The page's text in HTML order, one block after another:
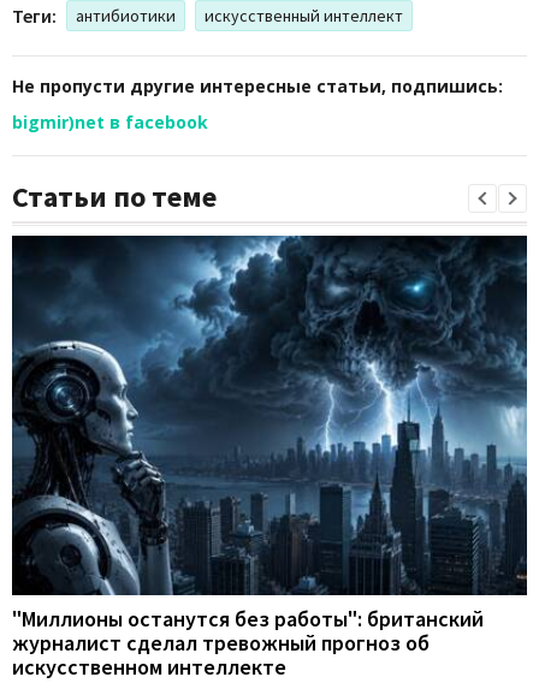
Теги: антибиотики искусственный интеллект
Не пропусти другие интересные статьи, подпишись:
bigmir)net в facebook
Статьи по теме
"Миллионы останутся без работы": британский
журналист сделал тревожный прогноз об
искусственном интеллекте